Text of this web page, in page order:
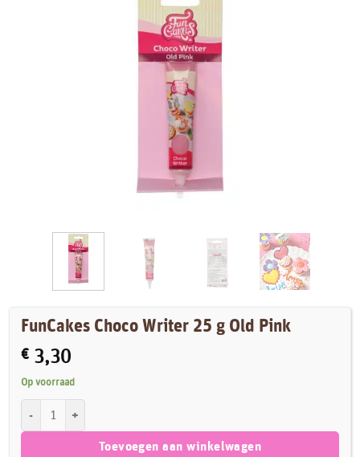
FunCakes Choco Writer 25 g Old Pink
€ 3,30
Op voorraad
Toevoegen aan winkelwagen